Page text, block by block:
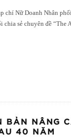
chí Nữ Doanh Nhân
chia sẻ chuyên đề “The
BẢN NÂNG
40 NĂM